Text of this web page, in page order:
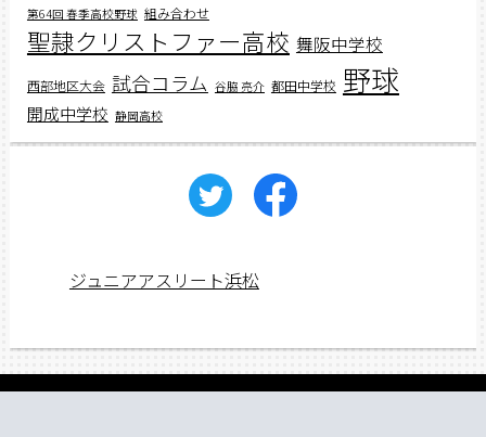
第64回 春季高校野球 組み合わせ
聖隷クリストファー高校 舞阪中学校
西部地区大会 試合コラム 谷脇 亮介 都田中学校 野球
開成中学校 静岡高校
ジュニアアスリート浜松